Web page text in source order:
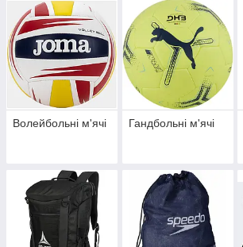
Волейбольні м'ячі Гандбольні м'ячі